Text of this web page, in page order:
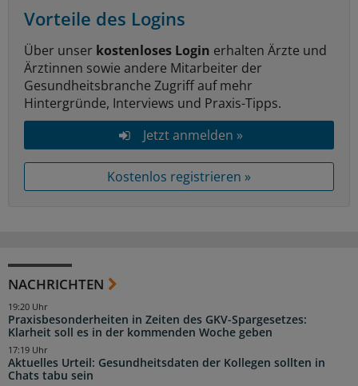
Vorteile des Logins
Über unser kostenloses Login erhalten Ärzte und
Ärztinnen sowie andere Mitarbeiter der
Gesundheitsbranche Zugriff auf mehr
Hintergründe, Interviews und Praxis-Tipps.
Jetzt anmelden »
Kostenlos registrieren »
NACHRICHTEN
Praxisbesonderheiten in Zeiten des GKV-Spargesetzes:
Klarheit soll es in der kommenden Woche geben
19:20 Uhr
Aktuelles Urteil: Gesundheitsdaten der Kollegen sollten in
Chats tabu sein
17:19 Uhr